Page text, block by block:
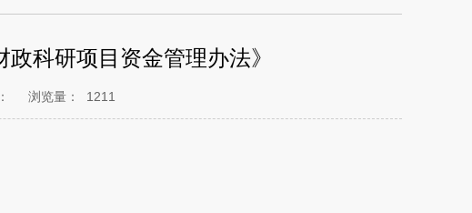
科研项目资金管理办法》
浏览量： 1211